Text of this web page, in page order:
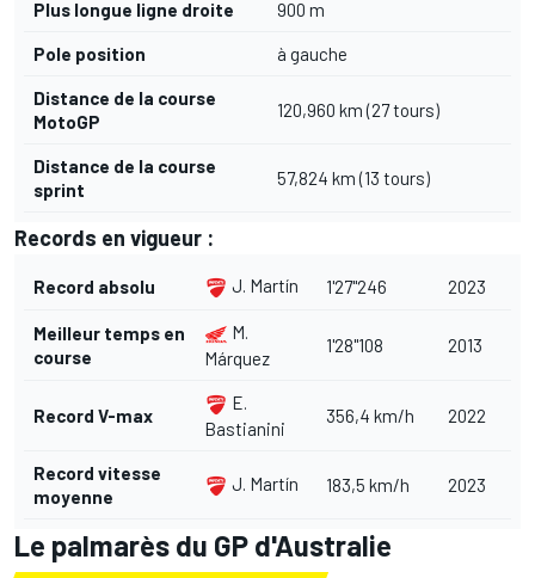
Plus longue ligne droite 900 m
Pole position à gauche
Distance de la course
MotoGP
120,960 km (27 tours)
Distance de la course
sprint
57,824 km (13 tours)
Records en vigueur :
Record absolu J. Martín 1'27"246 2023
Meilleur temps en
course
M.
Márquez
1'28"108 2013
Record V-max
E.
Bastianini
356,4 km/h 2022
Record vitesse
moyenne
J. Martín 183,5 km/h 2023
Le palmarès du GP d'Australie